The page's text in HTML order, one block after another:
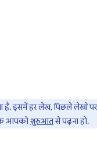
इसमें हर लेख, पिछले लेखों पर
आपकोशुरुआतसे पढ़ना हो.